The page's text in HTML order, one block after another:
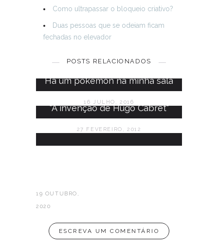
Como ultrapassar o bloqueio criativo?
Duas pessoas que se odeiam ficam
fechadas no elevador
POSTS RELACIONADOS
Há um pokémon na minha sala
16 JULHO, 2016
"A invenção de Hugo Cabret"
27 FEVEREIRO, 2012
19 OUTUBRO,
2020
ESCREVA UM COMENTÁRIO